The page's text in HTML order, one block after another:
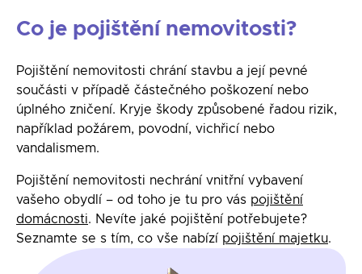
Co je pojištění nemovitosti?
Pojištění nemovitosti chrání stavbu a její pevné
součásti v případě částečného poškození nebo
úplného zničení. Kryje škody způsobené řadou rizik,
například požárem, povodní, vichřicí nebo
vandalismem.
Pojištění nemovitosti nechrání vnitřní vybavení
vašeho obydlí – od toho je tu pro vás pojištění
domácnosti. Nevíte jaké pojištění potřebujete?
Seznamte se s tím, co vše nabízí pojištění majetku.